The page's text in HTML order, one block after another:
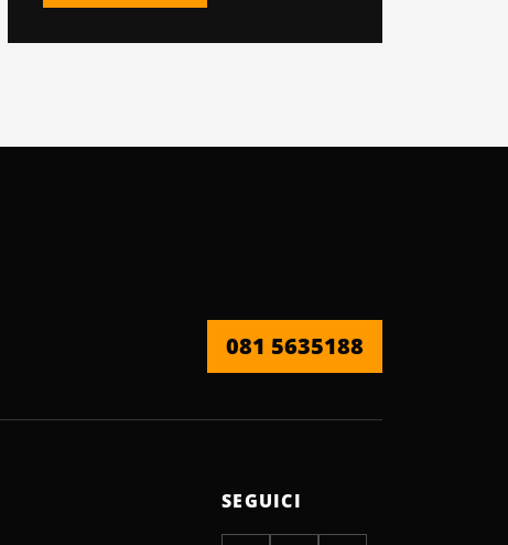
081 5635188
SEGUICI